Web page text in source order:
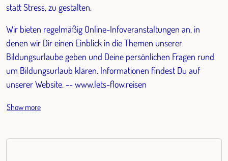
statt Stress, zu gestalten.
Wir bieten regelmäßig Online-Infoveranstaltungen an, in
denen wir Dir einen Einblick in die Themen unserer
Bildungsurlaube geben und Deine persönlichen Fragen rund
um Bildungsurlaub klären. Informationen findest Du auf
unserer Website. -- www.lets-flow.reisen
Show more